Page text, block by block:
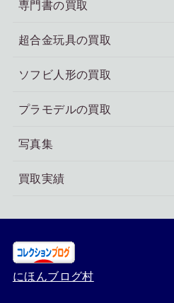
専門書の買取
超合金玩具の買取
ソフビ人形の買取
プラモデルの買取
写真集
買取実績
にほんブログ村